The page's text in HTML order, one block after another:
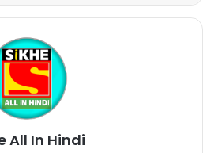
All In Hindi